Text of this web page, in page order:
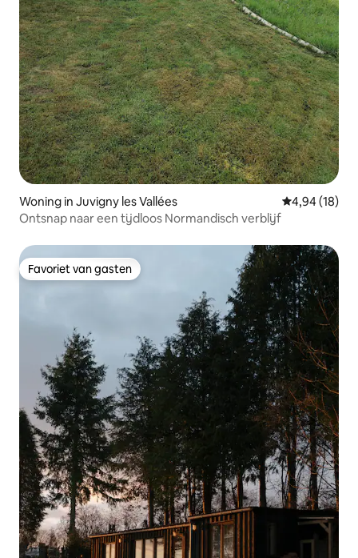
Woning in Juvigny les Vallées Gemiddelde
4,94 (18)
Ontsnap naar een tijdloos Normandisch verblijf
Favoriet van gasten
Favoriet van gasten